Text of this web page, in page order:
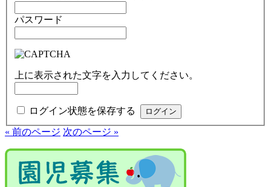
パスワード
上に表示された文字を入力してください。
ログイン状態を保存する
« 前のページ 次のページ »